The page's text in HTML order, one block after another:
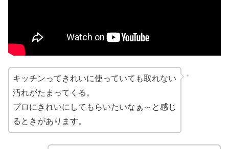
キッチンってきれいに使っていても取れない
汚れがたまってくる。
プロにきれいにしてもらいたいなぁ～と感じ
るときがあります。